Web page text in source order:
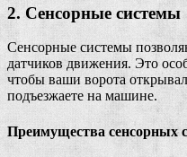
2. Сенсорные системы
Сенсорные системы
датчиков движения. Это
чтобы ваши ворота
подъезжаете на машине.
Преимущества сенсорных